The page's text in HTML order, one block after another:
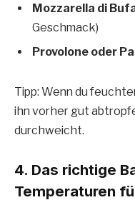
Mozzarella di
Geschmack)
Provolone oder
Tipp: Wenn du
ihn vorher gut
durchweicht.
4. Das richtige
Temperaturen